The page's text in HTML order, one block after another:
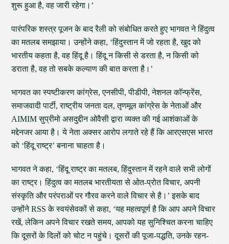
शुरू हुआ है, वह जारी रहेगा।’
पारंपरिक शस्त्र पूजन के बाद रैली को संबोधित करते हुए भागवत ने हिंदुत्व
का मतलब समझाया। उन्होंने कहा, ‘हिंदुस्तान में जो रहता है, खुद को
भारतीय कहता है, वह हिंदू है। हिंदू न किसी से डरता है, न किसी को
डराता है, वह तो सबके कल्याण की बात करता है।’
भागवत का स्पष्टीकरण कांग्रेस, एनसीपी, पीडीपी, नेशनल कॉन्फ्रेंस,
समाजवादी पार्टी, राष्ट्रीय जनता दल, तृणमूल कांग्रेस के नेताओं और
AIMIM सुप्रीमो असदुद्दीन ओवैसी द्वारा व्यक्त की गई आशंकाओं के
मद्देनजर आया है। ये नेता अक्सर आरोप लगाते रहे हैं कि आरएसएस भारत
को ‘हिंदू राष्ट्र’ बनाना चाहता है।
भागवत ने कहा, ‘हिंदू राष्ट्र का मतलब, हिंदुस्तान में रहने वाले सभी लोगों
का राष्ट्र। हिंदुत्व का मतलब भारतीयता से ओत-प्रोत विचार, अपनी
संस्कृति और परंपराओं पर गौरव करने वाले विचार से है।’ इसके बाद
उन्होंने RSS के स्वयंसेवकों से कहा, ‘यह महत्वपूर्ण है कि आप अपने विचार
रखें, लेकिन अपने विचार रखते समय, आपको यह सुनिश्चित करना चाहिए
कि दूसरों के दिलों को चोट न पहुंचे। दूसरों की पूजा-पद्धति, उनके रहन-